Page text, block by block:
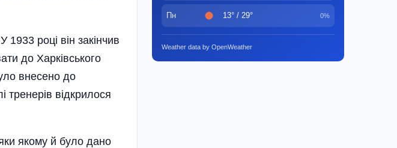
році він закі­нчив
до Харківського
внесено до
тренерів відкрилося
якому й було дано
Пн 13° / 29° 0%
Weather data by OpenWeather